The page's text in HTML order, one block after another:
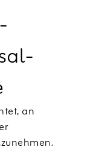
an